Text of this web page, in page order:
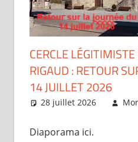
CERCLE
RIGAUD : RETOUR
14 JUILLET 2026
28 juillet 2026
Diaporama ici.